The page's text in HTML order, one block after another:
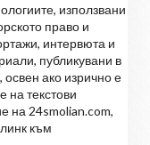
използвани
право и
интервюта и
публикувани в
освен ако изрично е
на текстови
на 24smolian.com,
към